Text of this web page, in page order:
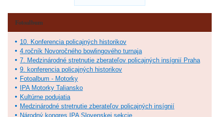
Fotoalbum
10. Konferencia policajných historikov
4.ročník Novoročného bowlingového turnaja
7. Medzinárodné stretnutie zberateľov policajných insígnií Praha
9. konferencia policajných historikov
Fotoalbum - Motorky
IPA Motorky Taliansko
Kultúrne podujatia
Medzinárodné stretnutie zberateľov policajných insígnií
Národný kongres IPA Slovenskej sekcie